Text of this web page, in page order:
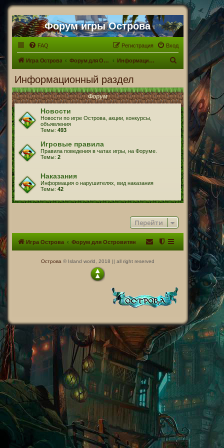
Форум игры Острова
FAQ Вход
Регистрация
Игра Острова Форум для Островитян Информационный раздел
с
Информационный раздел
Форум
Новости
Новости по игре Острова, акции, конкурсы,
объявления
Темы: 493
Игровые правила
Правила поведения в чатах игры, на Форуме.
Темы: 2
Наказания
Информация о нарушителях, вид наказания
Темы: 42
Перейти
Игра Острова Форум для Островитян
Острова © Island world, 2018 || all right reserved